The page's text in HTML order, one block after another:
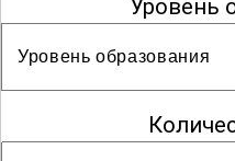
Уровень